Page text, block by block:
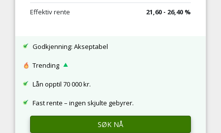
Effektiv rente 21,60 - 26,40 %
Godkjenning: Akseptabel
Trending
Lån opptil 70 000 kr.
Fast rente – ingen skjulte gebyrer.
SØK NÅ